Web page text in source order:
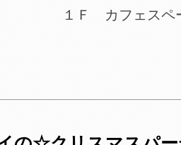
１Ｆ カフェスペ